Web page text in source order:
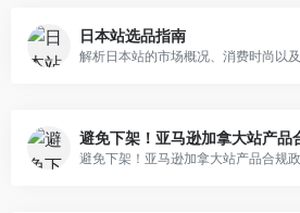
日本站选品指南
解析日本站的市场概况、消费时尚以